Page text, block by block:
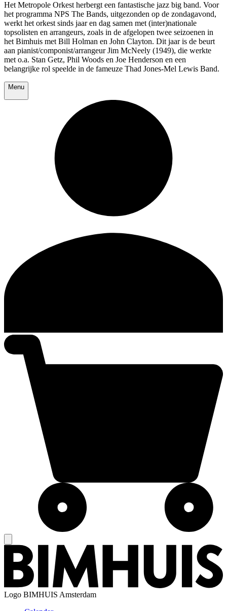
Het Metropole Orkest herbergt een fantastische jazz big band. Voor
het programma NPS The Bands, uitgezonden op de zondagavond,
werkt het orkest sinds jaar en dag samen met (inter)nationale
topsolisten en arrangeurs, zoals in de afgelopen twee seizoenen in
het Bimhuis met Bill Holman en John Clayton. Dit jaar is de beurt
aan pianist/componist/arrangeur Jim McNeely (1949), die werkte
met o.a. Stan Getz, Phil Woods en Joe Henderson en een
belangrijke rol speelde in de fameuze Thad Jones-Mel Lewis Band.
Menu
Logo BIMHUIS Amsterdam